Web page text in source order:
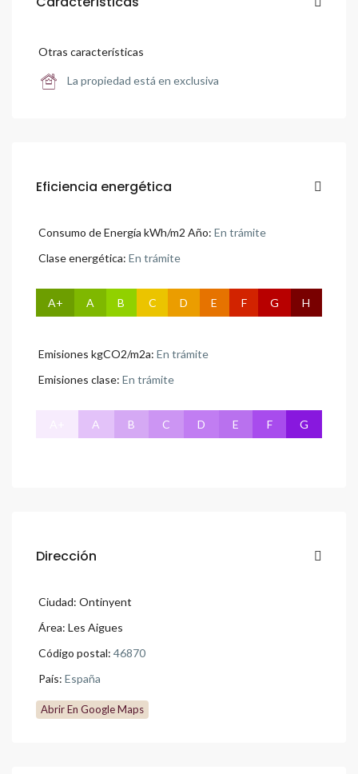
Otras características
La propiedad está en exclusiva
Eficiencia energética
Consumo de Energía kWh/m2 Año: En trámite
Clase energética: En trámite
A+ A B C D E F G H
Emisiones kgCO2/m2a: En trámite
Emisiones clase: En trámite
A B C D E F G
Dirección
Ciudad: Ontinyent
Área: Les Aigues
Código postal: 46870
País: España
Abrir En Google Maps